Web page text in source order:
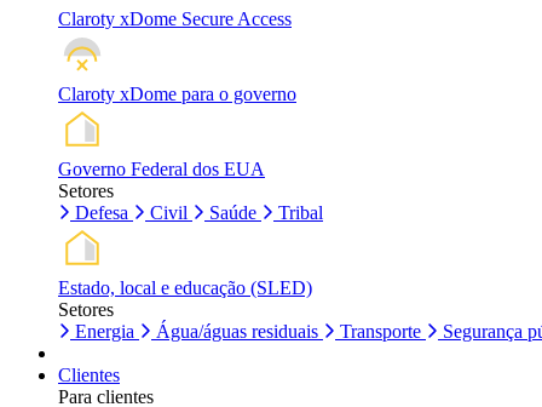
Claroty xDome Secure Access
Claroty xDome para o governo
Governo Federal dos EUA
Setores
Defesa
Civil Saúde Tribal
Estado, local e educação (SLED)
Setores
Energia
Água/águas residuais Transporte Segurança
Clientes
Para clientes